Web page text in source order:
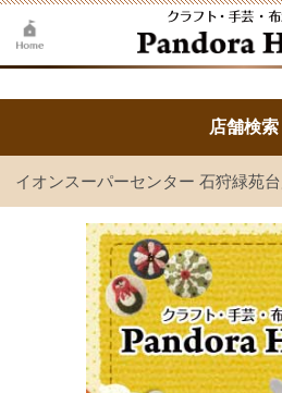
店舗検索
イオンスーパーセンター 石狩緑苑